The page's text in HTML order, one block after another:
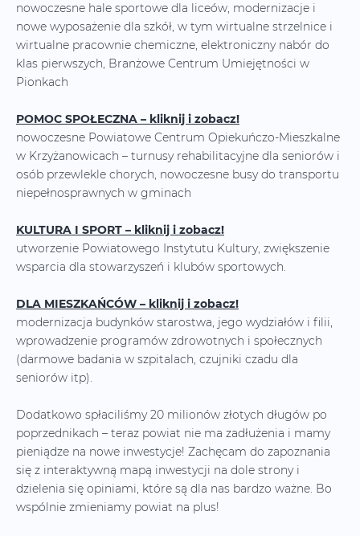
nowoczesne hale sportowe dla liceów, modernizacje i
nowe wyposażenie dla szkół, w tym wirtualne strzelnice i
wirtualne pracownie chemiczne, elektroniczny nabór do
klas pierwszych, Branżowe Centrum Umiejętności w
Pionkach
POMOC SPOŁECZNA – kliknij i zobacz!
nowoczesne Powiatowe Centrum Opiekuńczo-Mieszkalne
w Krzyżanowicach – turnusy rehabilitacyjne dla seniorów i
osób przewlekle chorych, nowoczesne busy do transportu
niepełnosprawnych w gminach
KULTURA I SPORT – kliknij i zobacz!
utworzenie Powiatowego Instytutu Kultury, zwiększenie
wsparcia dla stowarzyszeń i klubów sportowych.
DLA MIESZKAŃCÓW – kliknij i zobacz!
modernizacja budynków starostwa, jego wydziałów i filii,
wprowadzenie programów zdrowotnych i społecznych
(darmowe badania w szpitalach, czujniki czadu dla
seniorów itp).
Dodatkowo spłaciliśmy 20 milionów złotych długów po
poprzednikach – teraz powiat nie ma zadłużenia i mamy
pieniądze na nowe inwestycje! Zachęcam do zapoznania
się z interaktywną mapą inwestycji na dole strony i
dzielenia się opiniami, które są dla nas bardzo ważne. Bo
wspólnie zmieniamy powiat na plus!